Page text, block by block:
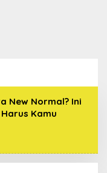
New Normal? Ini
Kamu